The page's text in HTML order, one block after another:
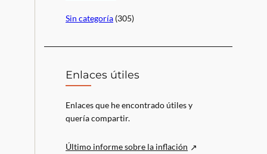
Sin categoría (305)
Enlaces útiles
Enlaces que he encontrado útiles y
quería compartir.
Último informe sobre la inflación